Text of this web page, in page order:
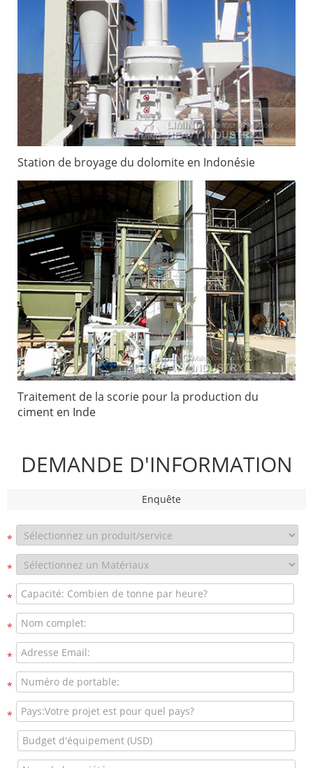
Station de broyage du dolomite en Indonésie
Traitement de la scorie pour la production du
ciment en Inde
DEMANDE D'INFORMATION
Enquête
*
*
*
*
*
*
*